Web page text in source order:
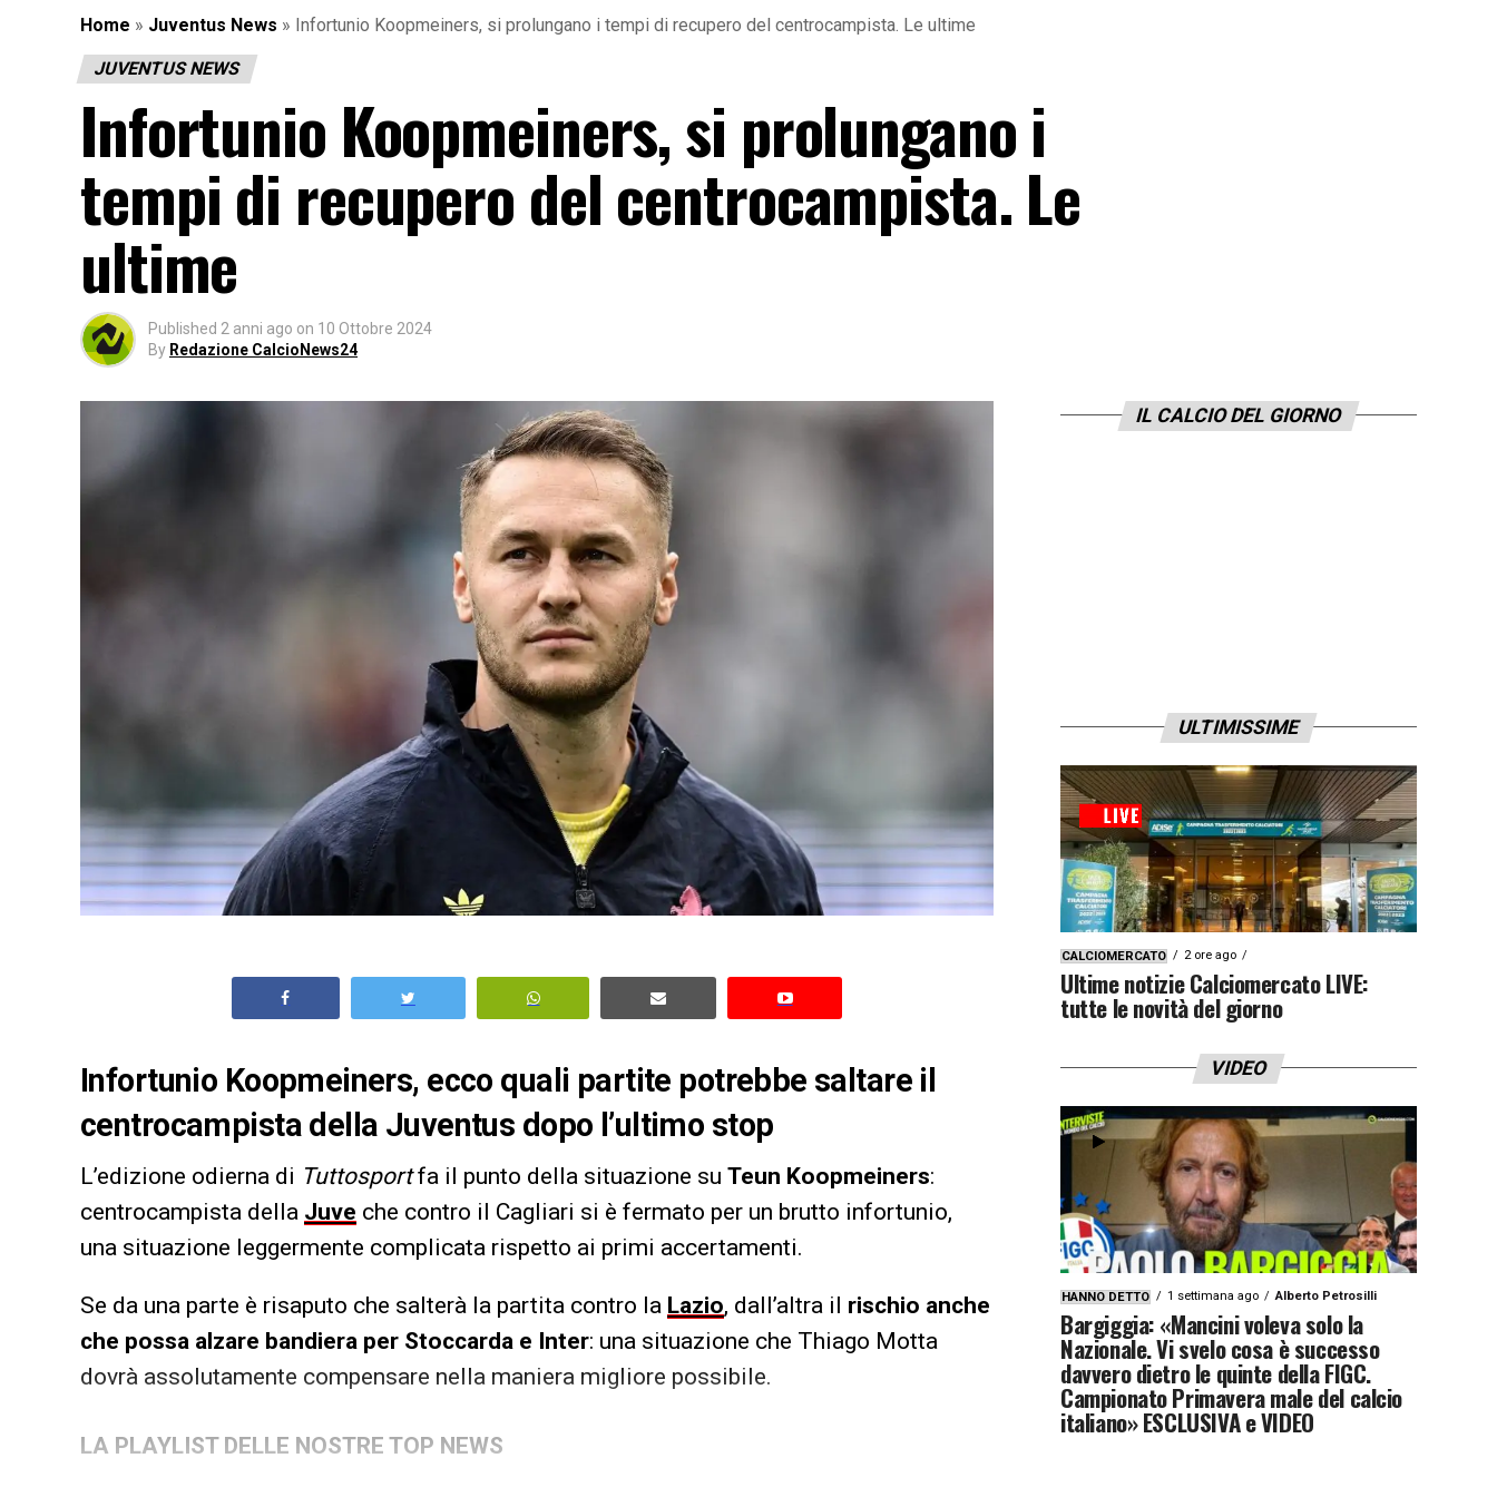
Home » Juventus News » Infortunio Koopmeiners, si prolungano i tempi di recupero del centrocampista. Le ultime
JUVENTUS NEWS
Infortunio Koopmeiners, si prolungano i
tempi di recupero del centrocampista. Le
ultime
Published 2 anni ago on 10 Ottobre 2024
By Redazione CalcioNews24
Infortunio Koopmeiners, ecco quali partite potrebbe saltare il
centrocampista della Juventus dopo l’ultimo stop
L’edizione odierna di Tuttosportfa il punto della situazione su Teun Koopmeiners:
centrocampista della Juve che contro il Cagliari si è fermato per un brutto infortunio,
una situazione leggermente complicata rispetto ai primi accertamenti.
Se da una parte è risaputo che salterà la partita contro la Lazio, dall’altra il rischio anche
che possa alzare bandiera per Stoccarda e Inter: una situazione che Thiago Motta
dovrà assolutamente compensare nella maniera migliore possibile.
LA PLAYLIST DELLE NOSTRE TOP NEWS
IL CALCIO DEL GIORNO
ULTIMISSIME
CALCIOMERCATO 2 ore ago
Ultime notizie Calciomercato LIVE:
tutte le novità del giorno
VIDEO
HANNO DETTO 1 settimana ago Alberto Petrosilli
Bargiggia: «Mancini voleva solo la
Nazionale. Vi svelo cosa è successo
davvero dietro le quinte della FIGC.
Campionato Primavera male del calcio
italiano» ESCLUSIVA e VIDEO